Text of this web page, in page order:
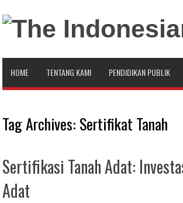
HOME TENTANG KAMI PENDIDIKAN PUBLIK
Tag Archives: Sertifikat Tanah
Sertifikasi Tanah Adat:
Adat